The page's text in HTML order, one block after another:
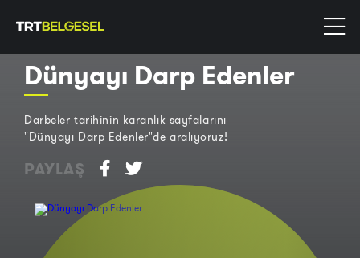
Dünyayı Darp Edenler
Darbeler tarihinin karanlık sayfalarını
"Dünyayı Darp Edenler"de aralıyoruz!
PAYLAŞ